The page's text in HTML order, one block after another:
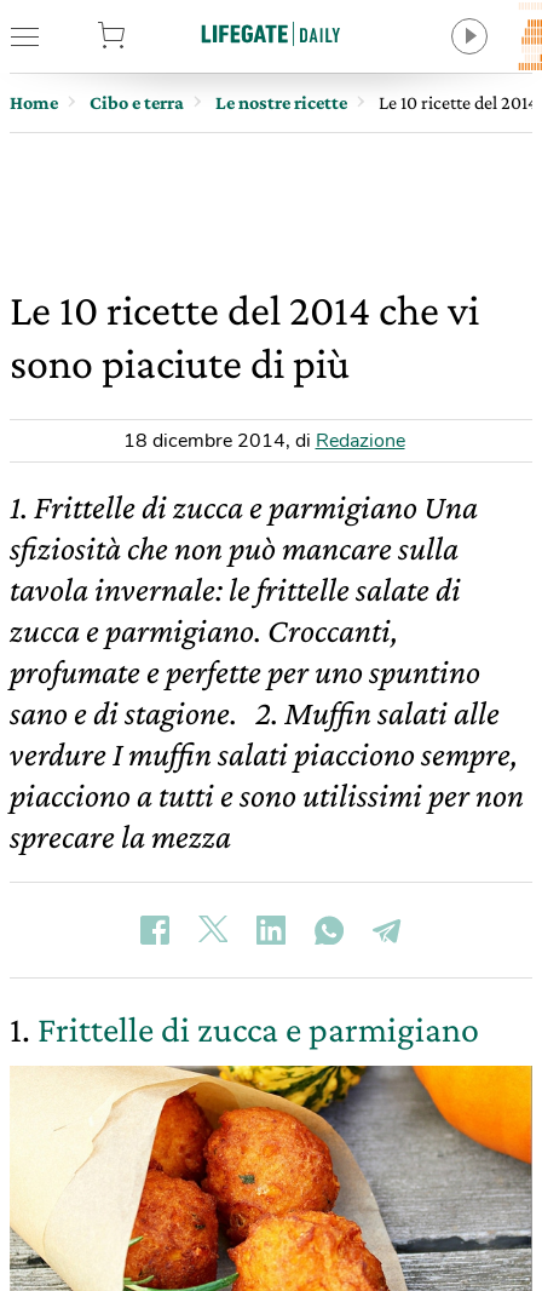
Home Cibo e terra Le nostre ricette Le 10 ricette del
Le 10 ricette del 2014 che vi
sono piaciute di più
18 dicembre 2014, di Redazione
1. Frittelle di zucca e parmigiano Una
sfiziosità che non può mancare sulla
tavola invernale: le frittelle salate di
zucca e parmigiano. Croccanti,
profumate e perfette per uno spuntino
sano e di stagione. 2. Muffin salati alle
verdure I muffin salati piacciono sempre,
piacciono a tutti e sono utilissimi per non
sprecare la mezza
1. Frittelle di zucca e parmigiano